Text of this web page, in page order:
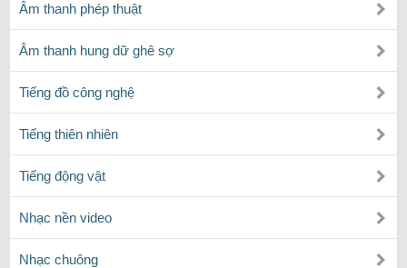
Âm thanh phép thuật
Âm thanh hung dữ ghê sợ
Tiếng đồ công nghệ
Tiếng thiên nhiên
Tiếng động vật
Nhạc nền video
Nhạc chuông